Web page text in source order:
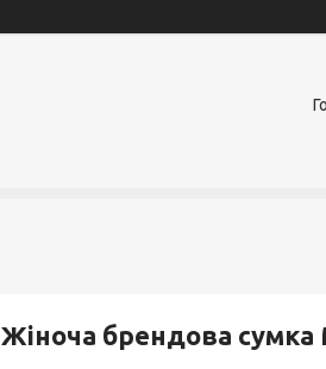
Жіноча брендова сумка